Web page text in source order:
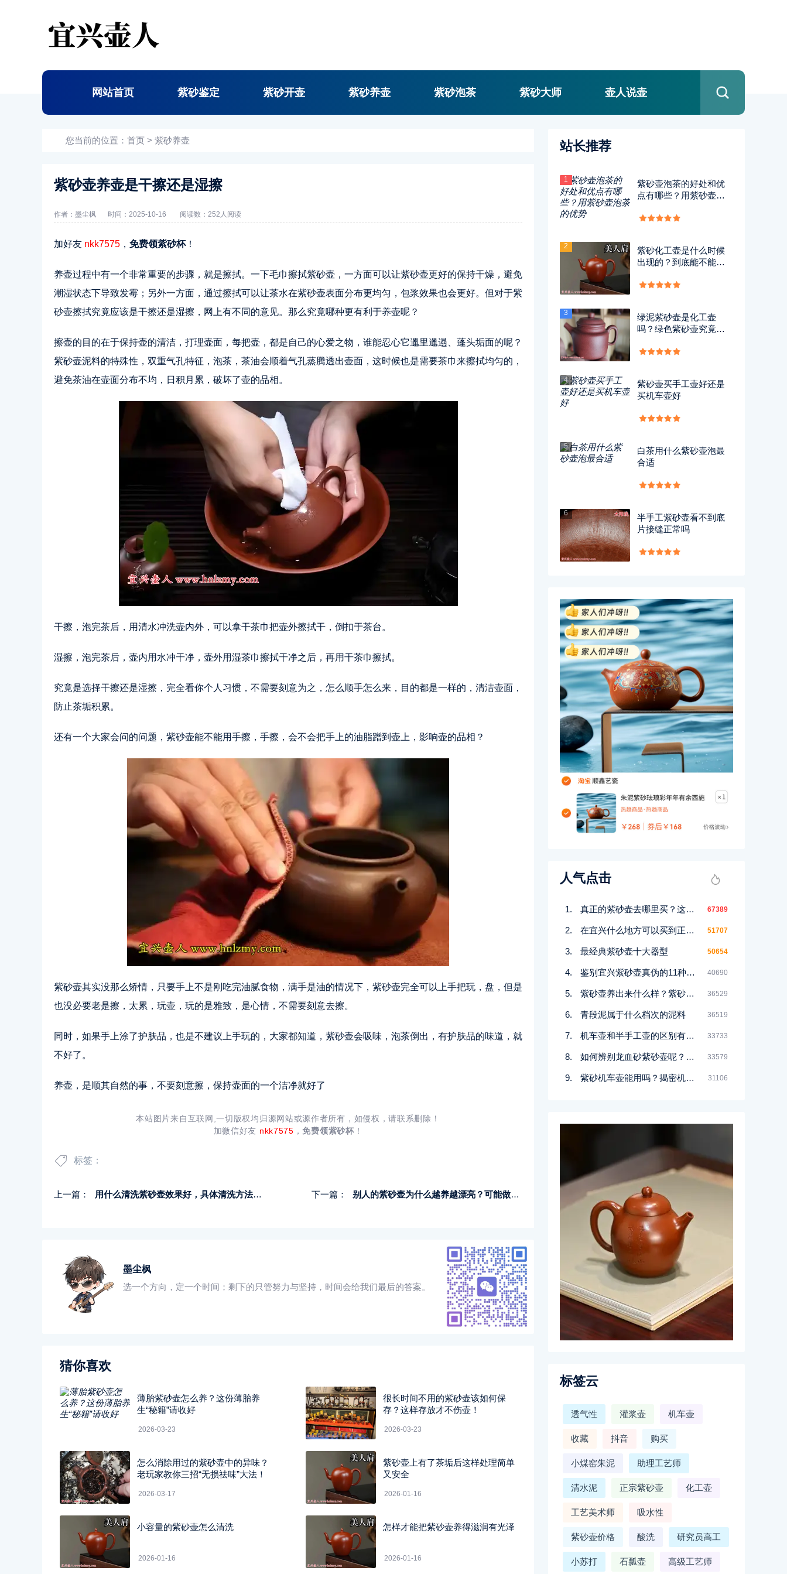
网站首页 紫砂鉴定 紫砂开壶 紫砂养壶 紫砂泡茶 紫砂大师 壶人说壶
您当前的位置： 首页 > 紫砂养壶
紫砂壶养壶是干擦还是湿擦
作者：墨尘枫 时间：2025-10-16 阅读数： 252人阅读
加好友 nkk7575 ， 免费领紫砂杯！
养壶过程中有一个非常重要的步骤，就是擦拭。一下毛巾擦拭紫砂壶，一方面可以让紫砂壶更好的保持干燥，避免
潮湿状态下导致发霉；另外一方面，通过擦拭可以让茶水在紫砂壶表面分布更均匀，包浆效果也会更好。但对于紫
砂壶擦拭究竟应该是干擦还是湿擦，网上有不同的意见。那么究竟哪种更有利于养壶呢？
擦壶的目的在于保持壶的清洁，打理壶面，每把壶，都是自己的心爱之物，谁能忍心它邋里邋遢、蓬头垢面的呢？
紫砂壶泥料的特殊性，双重气孔特征，泡茶，茶油会顺着气孔蒸腾透出壶面，这时候也是需要茶巾来擦拭均匀的，
避免茶油在壶面分布不均，日积月累，破坏了壶的品相。
干擦，泡完茶后，用清水冲洗壶内外，可以拿干茶巾把壶外擦拭干，倒扣于茶台。
湿擦，泡完茶后，壶内用水冲干净，壶外用湿茶巾擦拭干净之后，再用干茶巾擦拭。
究竟是选择干擦还是湿擦，完全看你个人习惯，不需要刻意为之，怎么顺手怎么来，目的都是一样的，清洁壶面，
防止茶垢积累。
还有一个大家会问的问题，紫砂壶能不能用手擦，手擦，会不会把手上的油脂蹭到壶上，影响壶的品相？
紫砂壶其实没那么矫情，只要手上不是刚吃完油腻食物，满手是油的情况下，紫砂壶完全可以上手把玩，盘，但是
也没必要老是擦，太累，玩壶，玩的是雅致，是心情，不需要刻意去擦。
同时，如果手上涂了护肤品，也是不建议上手玩的，大家都知道，紫砂壶会吸味，泡茶倒出，有护肤品的味道，就
不好了。
养壶，是顺其自然的事，不要刻意擦，保持壶面的一个洁净就好了
本站图片来自互联网,一切版权均归源网站或源作者所有，如侵权，请联系删除！
加微信好友 nkk7575 ，免费领紫砂杯！
标签：
上一篇： 用什么清洗紫砂壶效果好，具体清洗方法是什么 下一篇： 别人的紫砂壶为什么越养越漂亮？可能做对了这5件事
墨尘枫
选一个方向，定一个时间；剩下的只管努力与坚持，时间会给我们最后的答案。
猜你喜欢
薄胎紫砂壶怎么养？这份薄胎养
生“秘籍”请收好
2026-03-23
很长时间不用的紫砂壶该如何保
存？这样存放才不伤壶！
2026-03-23
怎么消除用过的紫砂壶中的异味？
老玩家教你三招“无损祛味”大法！
2026-03-17
紫砂壶上有了茶垢后这样处理简单
又安全
2026-01-16
小容量的紫砂壶怎么清洗
2026-01-16
怎样才能把紫砂壶养得滋润有光泽
2026-01-16
站长推荐
1
紫砂壶泡茶的好处和优
点有哪些？用紫砂壶泡
2
紫砂化工壶是什么时候
出现的？到底能不能
3
绿泥紫砂壶是化工壶
吗？绿色紫砂壶究竟有
4
紫砂壶买手工壶好还是
买机车壶好
5
白茶用什么紫砂壶泡最
合适
6
半手工紫砂壶看不到底
片接缝正常吗
人气点击
真正的紫砂壶去哪里买？这几个地方都能买到！ 67389
在宜兴什么地方可以买到正宗紫砂壶 51707
最经典紫砂壶十大器型 50654
鉴别宜兴紫砂壶真伪的11种好方法 40690
紫砂壶养出来什么样？紫砂壶包浆前后对比图鉴赏 36529
青段泥属于什么档次的泥料 36519
机车壶和半手工壶的区别有哪些 33733
如何辨别龙血砂紫砂壶呢？记住一点 33579
紫砂机车壶能用吗？揭密机车壶的真实面目 31106
标签云
透气性 灌浆壶 机车壶
收藏 抖音 购买
小煤窑朱泥 助理工艺师
清水泥 正宗紫砂壶 化工壶
工艺美术师 吸水性
紫砂壶价格 酸洗 研究员高工
小苏打 石瓢壶 高级工艺师